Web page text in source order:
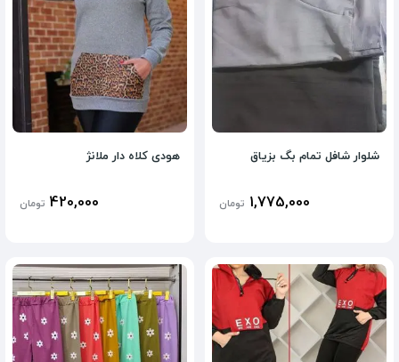
شلوار شافل تمام بگ بزیاق
1,775,000 تومان
هودی کلاه دار ملانژ
420,000 تومان